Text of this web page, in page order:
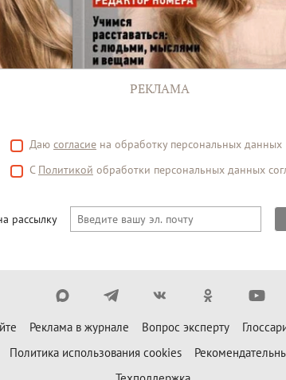
РЕКЛАМА
Даю согласие на обработку персональных данных
С Политикой обработки персональных данных
рассылку
Реклама в журнале Вопрос эксперту
Политика использования cookies